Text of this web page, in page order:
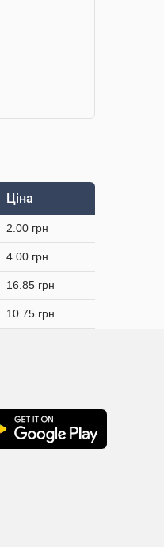
Ціна
2.00 грн
4.00 грн
16.85 грн
10.75 грн